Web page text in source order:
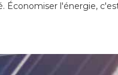
l'énergie,